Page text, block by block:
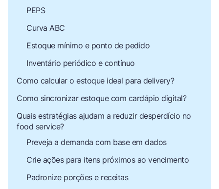
PEPS
Curva ABC
Estoque mínimo e ponto de pedido
Inventário periódico e contínuo
Como calcular o estoque ideal para delivery?
Como sincronizar estoque com cardápio digital?
Quais estratégias ajudam a reduzir desperdício no
food service?
Preveja a demanda com base em dados
Crie ações para itens próximos ao vencimento
Padronize porções e receitas